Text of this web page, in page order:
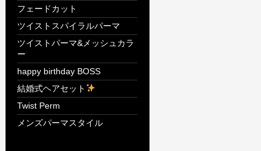
フェードカット
ツイストスパイラルパーマ
ツイストパーマ&メッシュカラ
ー
happy birthday BOSS
結婚式ヘアセット
Twist Perm
メンズパーマスタイル